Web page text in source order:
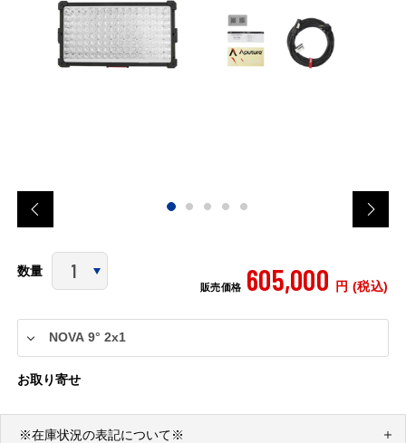
数量
販売価格 605,000 円 (税込)
お取り寄せ
※在庫状況の表記について※